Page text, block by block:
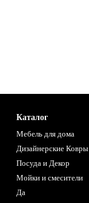
Каталог
Мебель для дома
Дизайнерские Ковры
Посуда и Декор
Мойки и смесители
Да